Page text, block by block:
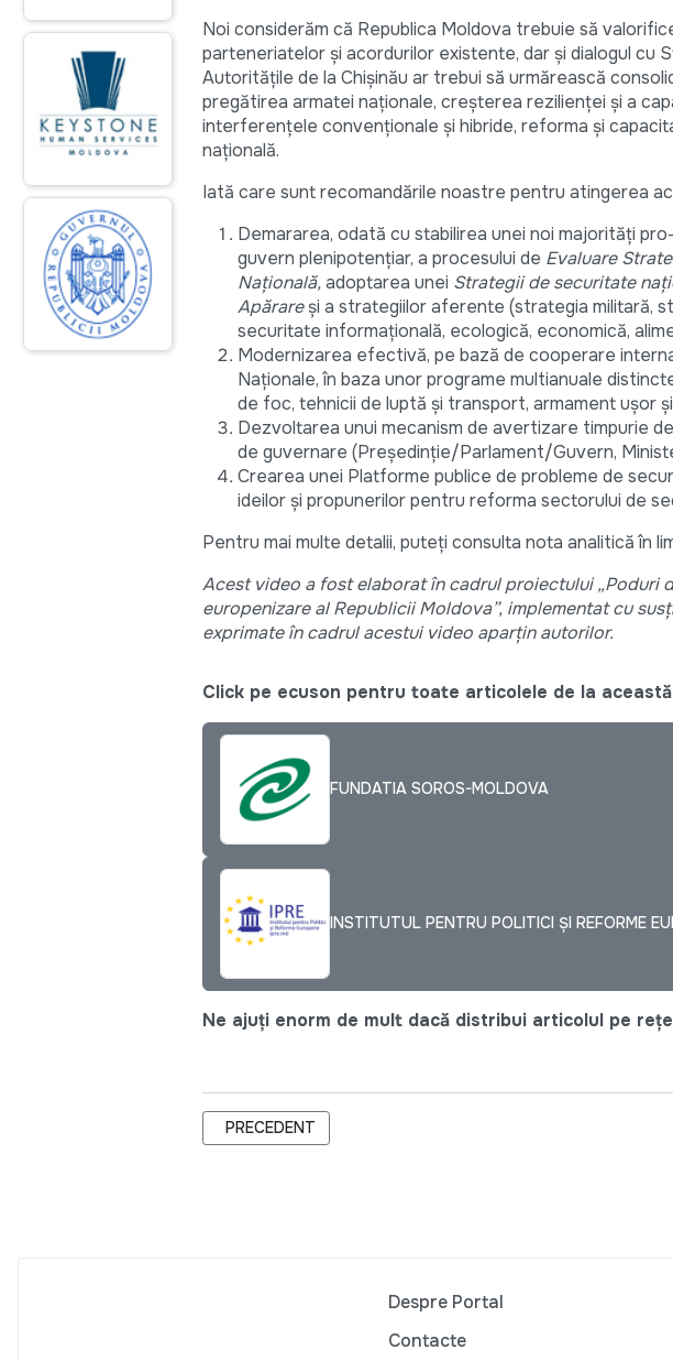
Noi considerăm că Republica Moldova trebuie să
parteneriatelor și acordurilor existente, dar și dialogul cu
Autoritățile de la Chișinău ar trebui să urmărească
pregătirea armatei naționale, creșterea rezilienței și a
interferențele convenționale și hibride, reforma și
națională.
Iată care sunt recomandările noastre pentru atingerea
Demararea, odată cu stabilirea unei noi majorități
guvern plenipotențiar, a procesului de Evaluare
Națională,adoptarea unei Strategiide securitate
Apărareși a strategiilor aferente (strategia militară,
securitate informațională, ecologică, economică,
Modernizarea efectivă, pe bază de cooperare
Naționale, în baza unor programe multianuale
de foc, tehnicii de luptă și transport, armament ușor
Dezvoltarea unui mecanism de avertizare timpurie
de guvernare (Președinție/Parlament/Guvern,
Crearea unei Platforme publice de probleme de
ideilor și propunerilor pentru reforma sectorului de
Pentru mai multe detalii, puteți consulta nota analitică în
Acest video a fost elaborat în cadrul proiectului „Poduri
europenizare al Republicii Moldova”, implementat cu
exprimate în cadrulacestui video aparțin autorilor.
Click pe ecuson pentru toate articolele de la
FUNDATIA SOROS-MOLDOVA
INSTITUTUL PENTRU POLITICI ȘI REFORME
Ne ajuți enorm de mult dacă distribui articolul pe
ARTICOL PRECEDENT: A TREIA ȘEDINȚĂ A PLATFORMEI
PRECEDENT
Despre Portal
Contacte